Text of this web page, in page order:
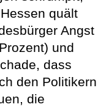
quält
Angst
und
dass
den Politikern
die